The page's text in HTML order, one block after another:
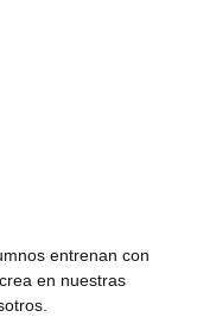
entrenan con
en nuestras